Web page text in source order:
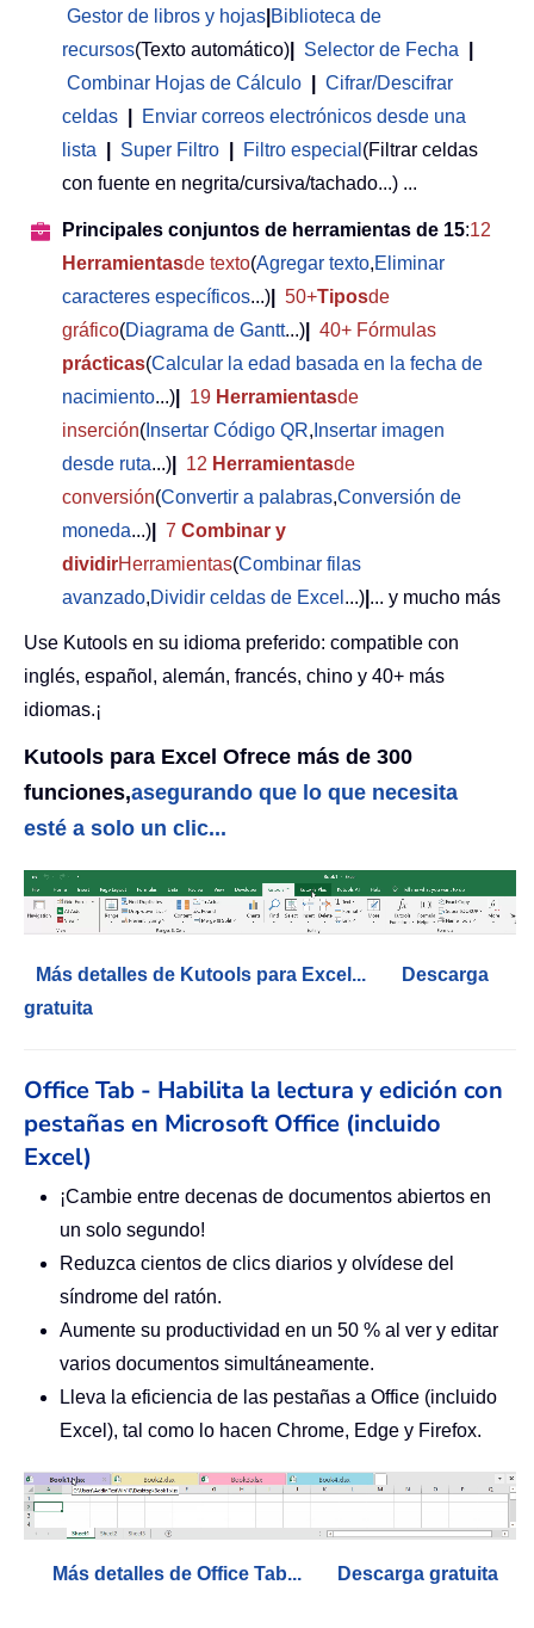
Gestor de libros y hojas Biblioteca de
recursos(Texto automático) Selector de Fecha
Combinar Hojas de Cálculo
Cifrar/Descifrar
celdas
Enviar correos electrónicos desde una
lista
Super Filtro Filtro especial (Filtrar celdas
con fuente en negrita/cursiva/tachado...) ...
Principales conjuntos de herramientas de 15:12
Herramientasde texto(Agregar texto,Eliminar
caracteres específicos...) 50+Tiposde
gráfico(Diagrama de Gantt...)
40+ Fórmulas
prácticas(Calcular la edad basada en la fecha de
nacimiento...) 19 Herramientasde
inserción( Insertar Código QR, Insertar imagen
desde ruta...) 12 Herramientasde
conversión(Convertir a palabras,Conversión de
moneda...) 7 Combinar y
dividirHerramientas(Combinar filas
avanzado,Dividir celdas de Excel ...) ... y mucho más
Use Kutools en su idioma preferido: compatible con
inglés, español, alemán, francés, chino y 40+ más
idiomas.¡
Kutools para Excel Ofrece más de 300
funciones,asegurando que lo que necesita
esté a solo un clic...
Más detalles de Kutools para Excel...
Descarga
gratuita
Office Tab - Habilita la lectura y edición con
pestañas en Microsoft Office (incluido
Excel)
¡Cambie entre decenas de documentos abiertos en
un solo segundo!
Reduzca cientos de clics diarios y olvídese del
síndrome del ratón.
Aumente su productividad en un 50 % al ver y editar
varios documentos simultáneamente.
Lleva la eficiencia de las pestañas a Office (incluido
Excel), tal como lo hacen Chrome, Edge y Firefox.
Más detalles de Office Tab... Descarga gratuita